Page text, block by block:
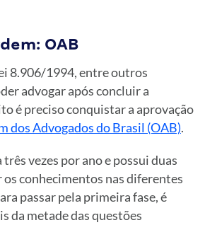
OAB
8.906/1994, entre outros
advogar após concluir a
é preciso conquistar a aprovação
dos Advogados do Brasil (OAB).
vezes por ano e possui duas
os conhecimentos nas diferentes
passar pela primeira fase, é
da metade das questões